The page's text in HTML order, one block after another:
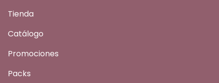
Tienda
Catálogo
Promociones
Packs